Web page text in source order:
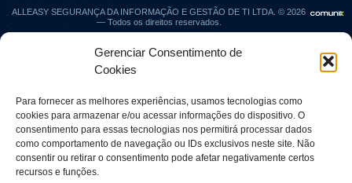
Gerenciar Consentimento de
Cookies
Para fornecer as melhores experiências, usamos tecnologias como
cookies para armazenar e/ou acessar informações do dispositivo. O
consentimento para essas tecnologias nos permitirá processar dados
como comportamento de navegação ou IDs exclusivos neste site. Não
consentir ou retirar o consentimento pode afetar negativamente certos
recursos e funções.
ALLEASY SEGURANÇA DA INFORMAÇÃO E GESTÃO DE TI LTDA. © 2026
— Todos os direitos reservados.